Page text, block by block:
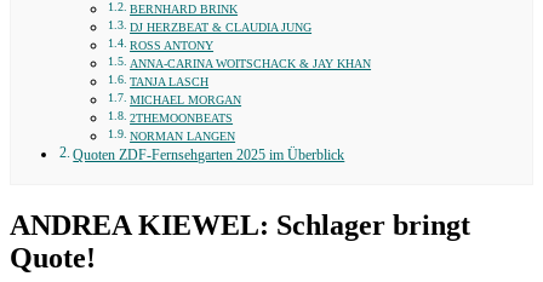
BERNHARD BRINK
DJ HERZBEAT & CLAUDIA JUNG
ROSS ANTONY
ANNA-CARINA WOITSCHACK & JAY KHAN
TANJA LASCH
MICHAEL MORGAN
2THEMOONBEATS
NORMAN LANGEN
Quoten ZDF-Fernsehgarten 2025 im Überblick
ANDREA KIEWEL: Schlager bringt
Quote!